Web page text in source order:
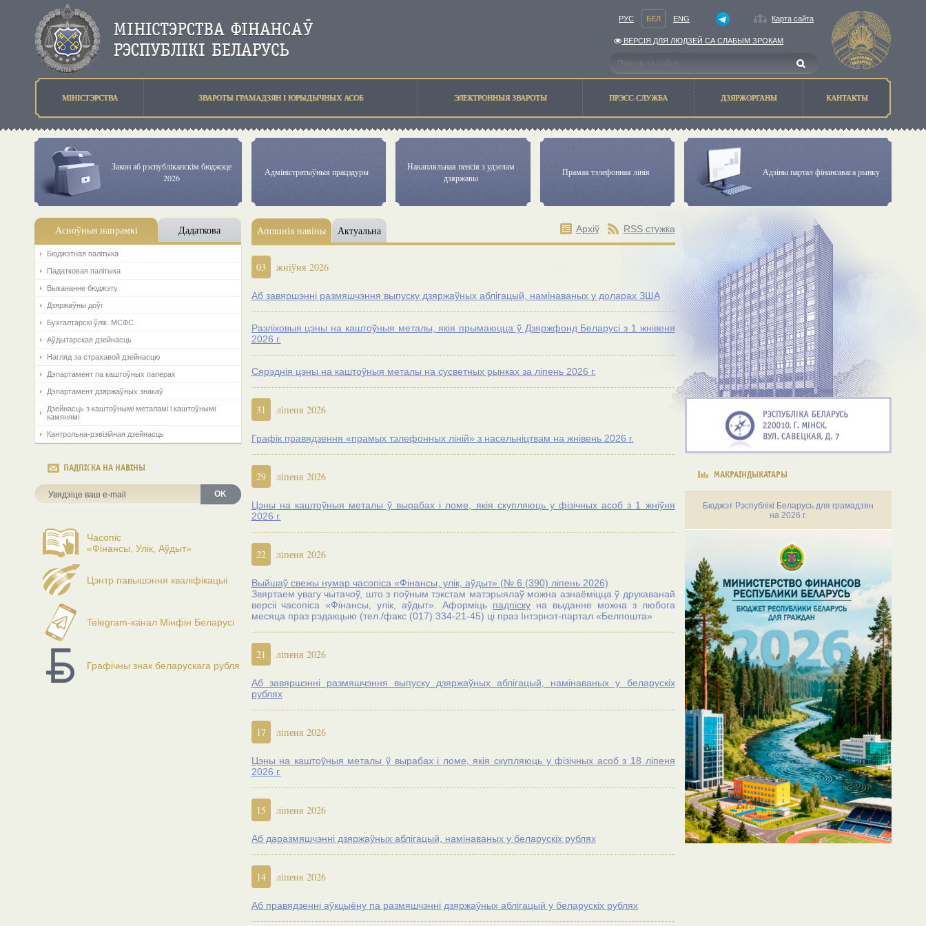
РУС БЕЛ ENG Карта сайта
ВЕРСIЯ ДЛЯ ЛЮДЗЕЙ СА СЛАБЫМ ЗРОКАМ
МIНIСТЭРСТВА ЗВАРОТЫ ГРАМАДЗЯН I ЮРЫДЫЧНЫХ АСОБ ЭЛЕКТРОННЫЯ ЗВАРОТЫ ПРЭСС-СЛУЖБА ДЗЯРЖОРГАНЫ КАНТАКТЫ
Закон аб рэспубліканскім бюджэце
2026
Адміністратыўныя працэдуры
Накапляльная пенсiя з удзелам
дзяржавы
Прамая тэлефонная лiнiя Адзiны партал фiнансавага рынку
Асноўныя напрамкi Дадаткова
Бюджэтная палiтыка
Падатковая палітыка
Выкананне бюджэту
Дзяржаўны доўг
Бухгалтарскі ўлік. МСФС
Аўдытарская дзейнасць
Нагляд за страхавой дзейнасцю
Дэпартамент па каштоўных паперах
Дэпартамент дзяржаўных знакаў
Дзейнасць з каштоўнымі металамі і каштоўнымі
камянямі
Кантрольна-рэвізійная дзейнасць
ПАДПІСКА НА НАВІНЫ
OK
Часопіс
«Фінансы, Улік, Аўдыт»
Цэнтр павышэння кваліфікацыі
Telegram-канал Мінфін Беларусі
Графічны знак беларускага рубля
Архіў RSS стужка
Апошнія навіны Актуальна
03 жніўня 2026
Аб завяршэнні размяшчэння выпуску дзяржаўных аблігацый, намiнаваных у доларах ЗША
Разліковыя цэны на каштоўныя металы, якія прымаюцца ў Дзяржфонд Беларусі з 1 жнiвеня
2026 г.
Сярэднія цэны на каштоўныя металы на сусветных рынках за лiпень 2026 г.
31 ліпеня 2026
Графік правядзення «прамых тэлефонных ліній» з насельніцтвам на жнівень 2026 г.
29 ліпеня 2026
Цэны на каштоўныя металы ў вырабах і ломе, якія скупляюць у фізічных асоб з 1 жніўня
2026 г.
22 ліпеня 2026
Выйшаў свежы нумар часопіса «Фінансы, улік, аўдыт» (№ 6 (390) лiпень 2026)
Звяртаем увагу чытачоў, што з поўным тэкстам матэрыялаў можна азнаёміцца ў друкаванай
версіі часопіса «Фінансы, улік, аўдыт». Аформіць падпіскуна выданне можна з любога
месяца праз рэдакцыю (тел./факс (017) 334-21-45) цi праз Iнтэрнэт-партал «Белпошта»
21 ліпеня 2026
Аб завяршэнні размяшчэння выпуску дзяржаўных аблігацый, намінаваных у беларускіх
рублях
17 ліпеня 2026
Цэны на каштоўныя металы ў вырабах і ломе, якія скупляюць у фізічных асоб з 18 лiпеня
2026 г.
15 ліпеня 2026
Аб даразмяшчэнні дзяржаўных аблігацый, намінаваных у беларускіх рублях
14 ліпеня 2026
Аб правядзенні аўкцыёну па размяшчэнні дзяржаўных аблігацый у беларускiх рублях
МАКРАІНДЫКАТАРЫ
Бюджэт Рэспублiкi Беларусь для грамадзян
на 2026 г.